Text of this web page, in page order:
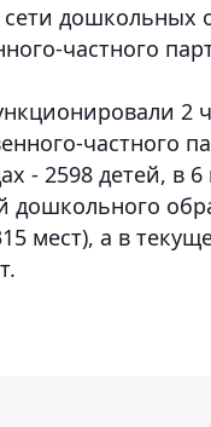
дошкольных
частного
2
частного
- 2598 детей, в
дошкольного
мест), а в